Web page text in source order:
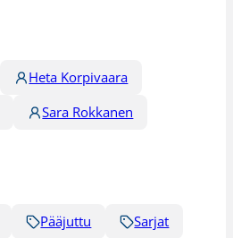
Heta Korpivaara
Sara Rokkanen
Pääjuttu Sarjat